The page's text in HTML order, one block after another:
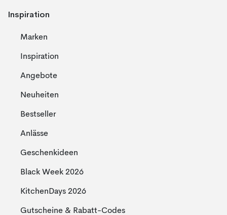
Inspiration
Marken
Inspiration
Angebote
Neuheiten
Bestseller
Anlässe
Geschenkideen
Black Week 2026
KitchenDays 2026
Gutscheine & Rabatt-Codes